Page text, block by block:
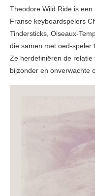
Theodore Wild Ride is
Franse keyboardspelers
Tindersticks, Oiseaux-
die samen met oed-speler
Ze herdefiniëren de
bijzonder en onverwachte